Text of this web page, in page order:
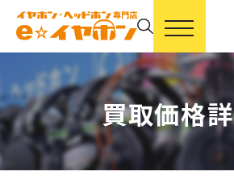
買取価格